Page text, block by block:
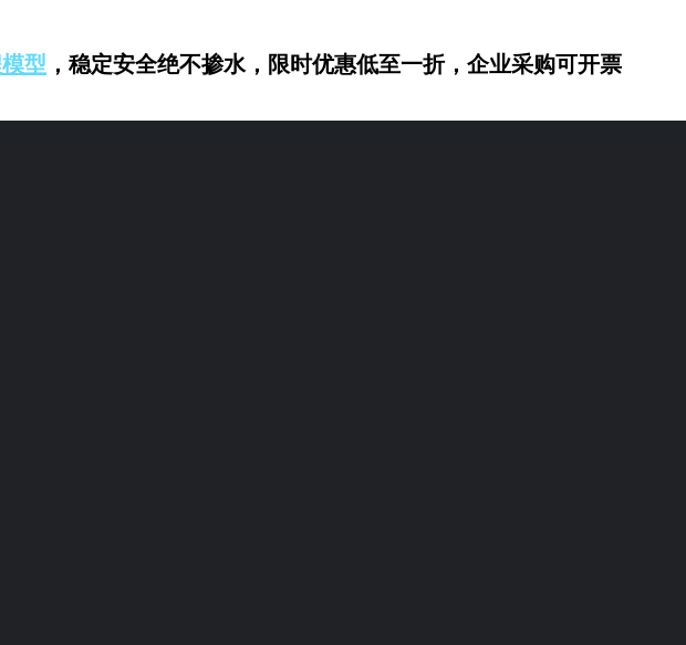
型 ，稳定安全绝不掺水，限时优惠低至一折，企业采购可开票